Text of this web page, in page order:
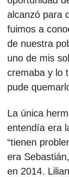
alcanzó para
fuimos a
de nuestra
uno de mis
cremaba y lo
pude
La única
entendía era
“tienen
era
en 2014.